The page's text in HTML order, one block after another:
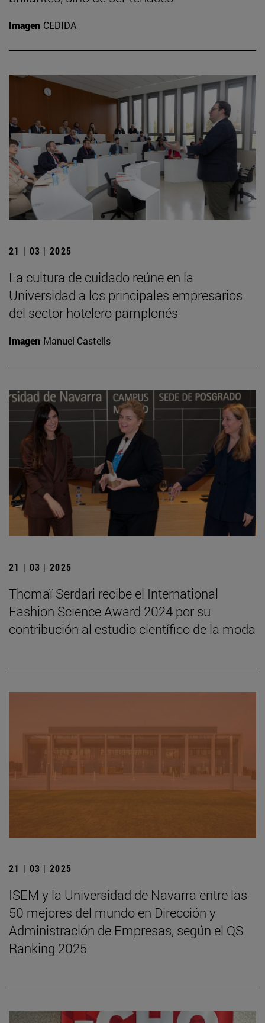
Imagen CEDIDA
21 | 03 | 2025
La cultura de cuidado reúne en la
Universidad a los principales empresarios
del sector hotelero pamplonés
Imagen Manuel Castells
21 | 03 | 2025
Thomaï Serdari recibe el International
Fashion Science Award 2024 por su
contribución al estudio científico de la moda
21 | 03 | 2025
ISEM y la Universidad de Navarra entre las
50 mejores del mundo en Dirección y
Administración de Empresas, según el QS
Ranking 2025